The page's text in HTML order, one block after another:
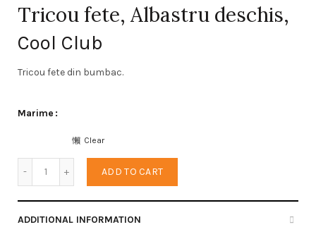
Tricou fete, Albastru deschis,
Cool Club
Tricou fete din bumbac.
Marime
Clear
ADD TO CART
ADDITIONAL INFORMATION